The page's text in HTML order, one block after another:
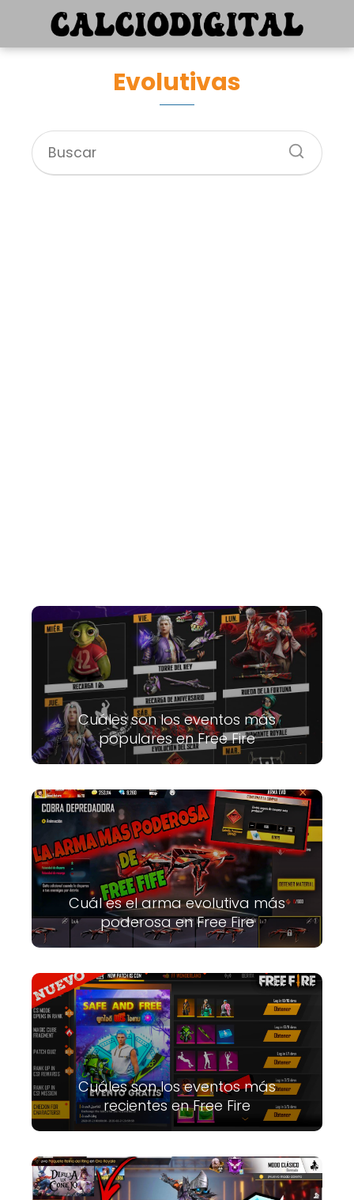
Evolutivas
Cuáles son los eventos más
populares en Free Fire
Cuál es el arma evolutiva más
poderosa en Free Fire
Cuáles son los eventos más
recientes en Free Fire